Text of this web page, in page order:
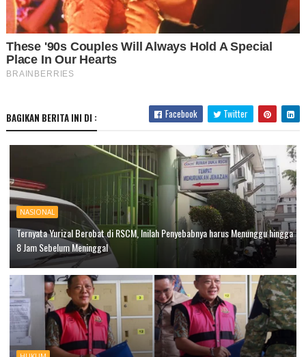
BAGIKAN BERITA INI DI : Facebook Twitter
NASIONAL
Ternyata Yurizal Berobat di RSCM, Inilah Penyebabnya harus Menunggu hingga
8 Jam Sebelum Meninggal